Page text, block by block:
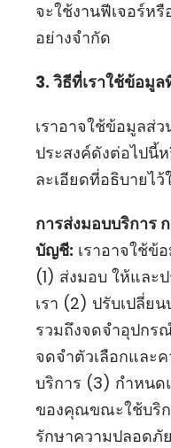
จะใช้งานฟีเจอร์หรื
อย่างจำกัด
3. วิธีที่เราใช้ข้อมูล
เราอาจใช้ข้อมูลส่
ประสงค์ดังต่อไปนี้
ละเอียดที่อธิบายไ
การส่งมอบบริการ
บัญชี: เราอาจใช้ข้
(1) ส่งมอบ ให้และ
เรา (2) ปรับเปลี่ย
รวมถึงจดจำอุปกร
จดจำตัวเลือกแล
บริการ (3) กำหนด
ของคุณขณะใช้บริก
รักษาความปลอดภั